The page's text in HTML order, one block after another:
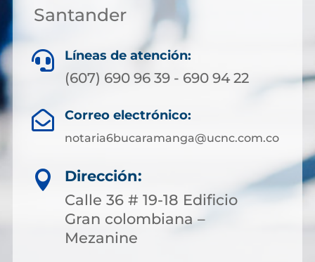
Santander
 Líneas de atención:
(607) 690 96 39 - 690 94 22
 Correo electrónico:
notaria6bucaramanga@ucnc.com.co

Dirección:
Calle 36 # 19-18 Edificio
Gran colombiana –
Mezanine